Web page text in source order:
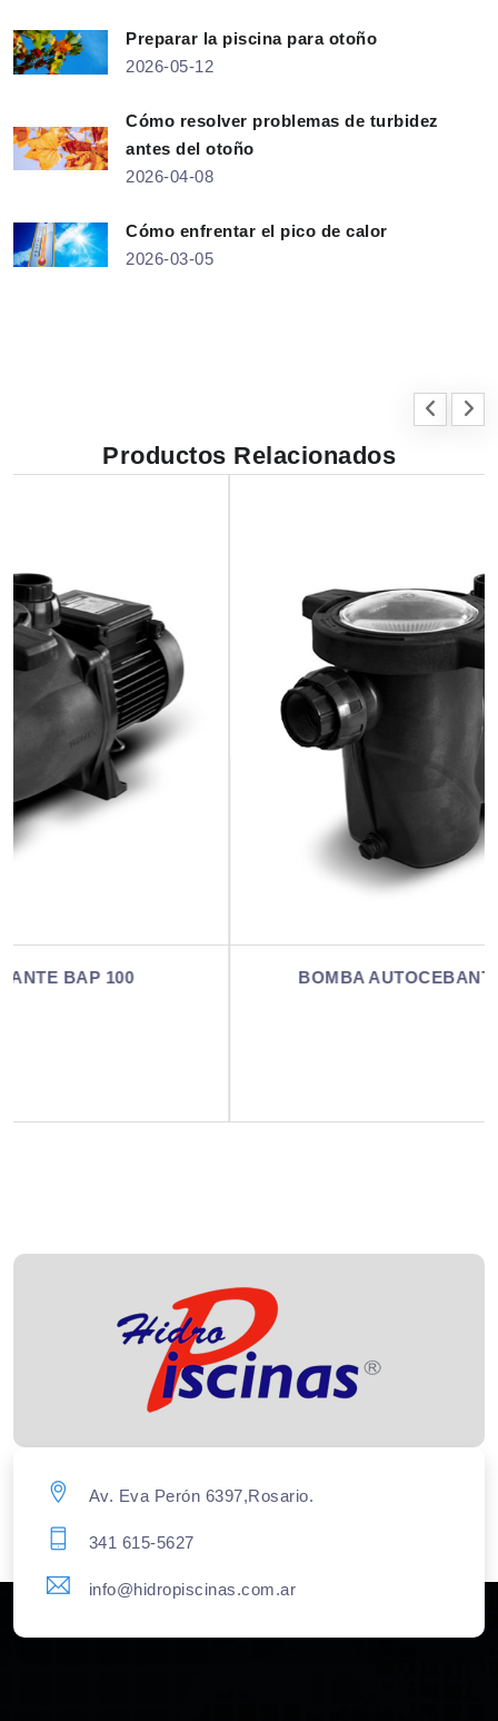
Preparar la piscina para otoño
2026-05-12
Cómo resolver problemas de turbidez
antes del otoño
2026-04-08
Cómo enfrentar el pico de calor
2026-03-05
Productos Relacionados
BOMBA AUTOCEBANTE BAP 100-3 (MI)
Av. Eva Perón 6397,Rosario.
341 615-5627
info@hidropiscinas.com.ar